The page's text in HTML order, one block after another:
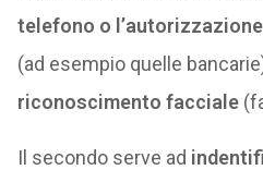
telefono o
(ad esempio quelle
riconoscimento facciale
Il secondo serve ad